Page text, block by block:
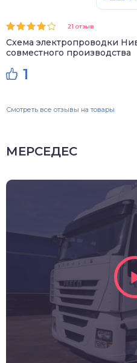
21 отзыв
Схема электропроводки
совместного производства
1
Смотреть все отзывы на товары
МЕРСЕДЕС